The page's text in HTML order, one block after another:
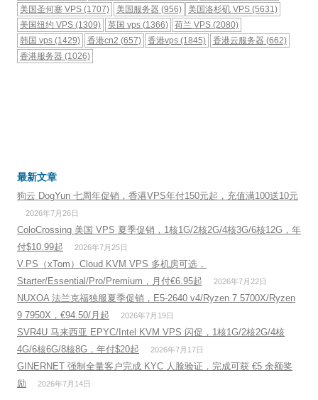
美国圣何塞 VPS (1707) 美国服务器 (956) 美国洛杉矶 VPS (5631)
美国纽约 VPS (1309) 英国 vps(1366) 荷兰 VPS (2080)
韩国 vps (1429) 香港cn2 (657) 香港vps (1845) 香港云服务器 (662)
香港服务器 (1026)
最新文章
狗云 DogYun 七周年促销，香港VPS年付150元起，充值满100送10元
2026年7月26日
ColoCrossing 美国 VPS 夏季促销，1核1G/2核2G/4核3G/6核12G，年
付$10.99起
2026年7月25日
V.PS（xTom）Cloud KVM VPS 多机房可选，
Starter/Essential/Pro/Premium，月付€6.95起
2026年7月22日
NUXOA 法兰克福独服夏季促销，E5-2640 v4/Ryzen 7 5700X/Ryzen
9 7950X，€94.50/月起
2026年7月19日
SVR4U 马来西亚 EPYC/Intel KVM VPS 闪促，1核1G/2核2G/4核
4G/6核6G/8核8G，年付$20起
2026年7月17日
GINERNET 强制全量客户完成 KYC 人脸验证，完成可获 €5 余额奖
励
2026年7月14日